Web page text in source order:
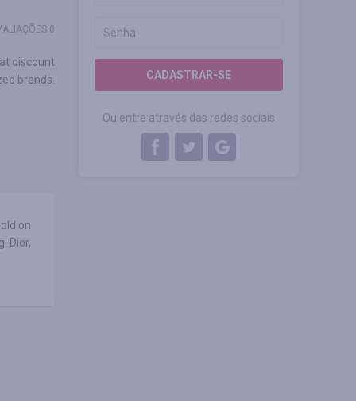
CADASTRAR-SE
Ou entre através das redes sociais
0
discount
brands.
on
Dior,